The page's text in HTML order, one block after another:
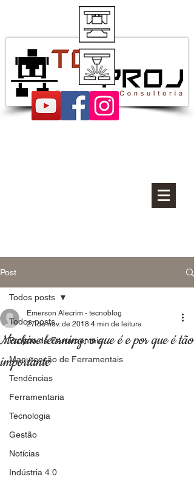
Post
Todos posts
Projeto de Ferramentais
Manutenção de Ferramentais
Tendências
Ferramentaria
Tecnologia
Gestão
Notícias
Indústria 4.0
Todos posts
Machine learning: o que é e por que é tão
importante
Emerson Alecrim - tecnoblog
27 de nov. de 2018 4 min de leitura